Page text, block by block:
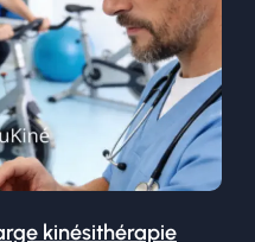
kinésithérapie